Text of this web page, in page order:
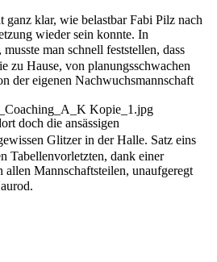
ganz klar, wie belastbar Fabi Pilz nach
wieder sein konnte. In
musste man schnell feststellen, dass
zu Hause, von planungsschwachen
der eigenen Nachwuchsmannschaft
doch die ansässigen
Glitzer in der Halle. Satz eins
Tabellenvorletzten, dank einer
Mannschaftsteilen, unaufgeregt